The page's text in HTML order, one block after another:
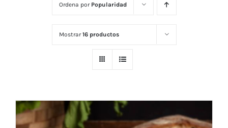
Ordena por Popularidad
Mostrar16 productos